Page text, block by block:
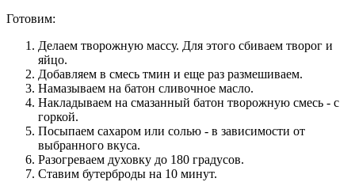
Готовим:
Делаем творожную массу. Для этого сбиваем творог и
яйцо.
Добавляем в смесь тмин и еще раз размешиваем.
Намазываем на батон сливочное масло.
Накладываем на смазанный батон творожную смесь - с
горкой.
Посыпаем сахаром или солью - в зависимости от
выбранного вкуса.
Разогреваем духовку до 180 градусов.
Ставим бутерброды на 10 минут.